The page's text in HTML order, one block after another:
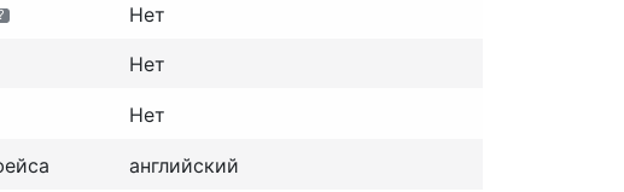
Нет
Нет
Нет
английский